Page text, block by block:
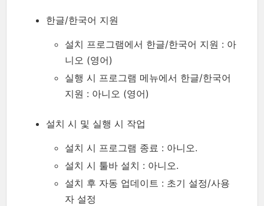
한글/한국어 지원
설치 프로그램에서 한글/한국어 지원 : 아
니오 (영어)
실행 시 프로그램 메뉴에서 한글/한국어
지원 : 아니오 (영어)
설치 시 및 실행 시 작업
설치 시 프로그램 종료 : 아니오.
설치 시 툴바 설치 : 아니오.
설치 후 자동 업데이트 : 초기 설정/사용
자 설정